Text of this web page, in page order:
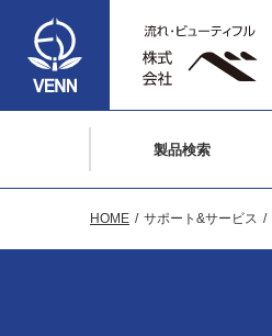
製品検索
HOME サポート&サービス